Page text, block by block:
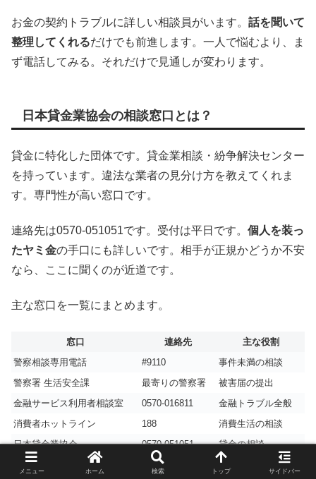
お金の契約トラブルに詳しい相談員がいます。 話を聞いて
整理してくれるだけでも前進します。一人で悩むより、ま
ず電話してみる。それだけで見通しが変わります。
日本貸金業協会の相談窓口とは？
貸金に特化した団体です。貸金業相談・紛争解決センター
を持っています。違法な業者の見分け方を教えてくれま
す。専門性が高い窓口です。
連絡先は0570-051051です。受付は平日です。 個人を装っ
たヤミ金の手口にも詳しいです。相手が正規かどうか不安
なら、ここに聞くのが近道です。
主な窓口を一覧にまとめます。
窓口 連絡先
主な役割
警察相談専用電話
#9110
事件未満の相談
警察署 生活安全課
最寄りの警察署
被害届の提出
金融サービス利用者相談室
0570-016811
金融トラブル全般
消費者ホットライン
188
消費生活の相談
日本貸金業協会
0570-051051 貸金の相談
メニュー ホーム 検索 トップ サイドバー